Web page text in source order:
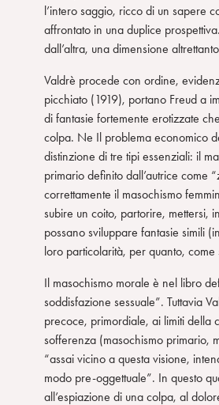
l’intero saggio, ricco di un sapere
affrontato in una duplice
dall’altra, una dimensione
Valdrè procede con ordine,
picchiato (1919), portano Freud a
di fantasie fortemente erotizzate
colpa. Ne Il problema economico
distinzione di tre tipi essenziali: il
primario definito dall’autrice come
correttamente il masochismo
subire un coito, partorire, mettersi,
possano sviluppare fantasie simili
loro particolarità, per quanto,
Il masochismo morale è nel libro
soddisfazione sessuale”. Tuttavia
precoce, primordiale, ai limiti della
sofferenza (masochismo primario,
“assai vicino a questa visione,
modo pre-oggettuale”. In questo
all’espiazione di una colpa, al